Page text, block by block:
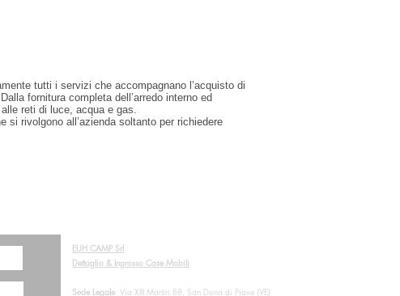
tutti i servizi che accompagnano l’acquisto di
fornitura completa dell’arredo interno ed
reti di luce, acqua e gas.
rivolgono all’azienda soltanto per richiedere
EUH CAMP Srl
Dettaglio & Ingrosso Case Mobili
Sede Legale: Via XIII Martiri 88, San Dona di Piave (VE)